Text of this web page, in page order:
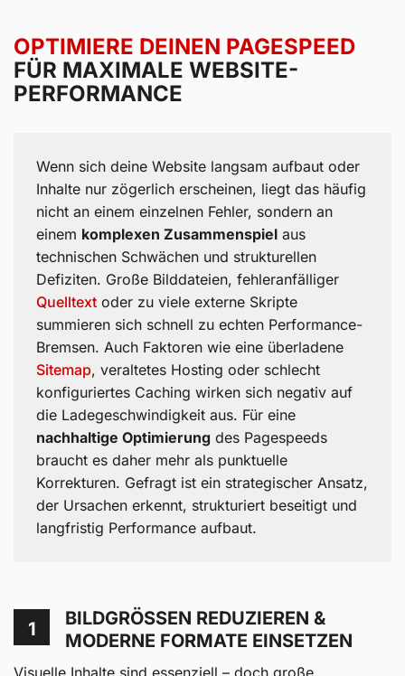
OPTIMIERE DEINEN PAGESPEED
FÜR MAXIMALE WEBSITE-
PERFORMANCE
Wenn sich deine Website langsam aufbaut oder
Inhalte nur zögerlich erscheinen, liegt das häufig
nicht an einem einzelnen Fehler, sondern an
einem komplexen Zusammenspiel aus
technischen Schwächen und strukturellen
Defiziten. Große Bilddateien, fehleranfälliger
Quelltext oder zu viele externe Skripte
summieren sich schnell zu echten Performance-
Bremsen. Auch Faktoren wie eine überladene
Sitemap, veraltetes Hosting oder schlecht
konfiguriertes Caching wirken sich negativ auf
die Ladegeschwindigkeit aus. Für eine
nachhaltige Optimierung des Pagespeeds
braucht es daher mehr als punktuelle
Korrekturen. Gefragt ist ein strategischer Ansatz,
der Ursachen erkennt, strukturiert beseitigt und
langfristig Performance aufbaut.
1
BILDGRÖSSEN REDUZIEREN & M
ODERNE FORMATE EINSETZEN
Visuelle Inhalte sind essenziell – doch große,